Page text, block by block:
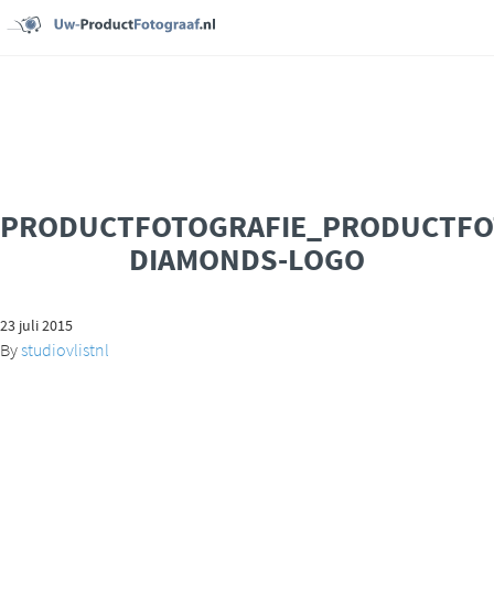
DIAMONDS-LOGO
23 juli 2015
Bystudiovlistnl